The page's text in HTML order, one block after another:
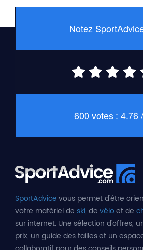
Notez
600 votes : 4.76
SportAdvice vous permet d'être
votre matériel de ski, de véloet de
sur internet. Une sélection d'offres,
prix, un guide des tailles et un